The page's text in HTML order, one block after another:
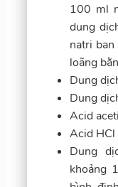
100 ml
dung
natri
loãng
Dung
Dung
Acid
Acid HCl
Dung
khoảng